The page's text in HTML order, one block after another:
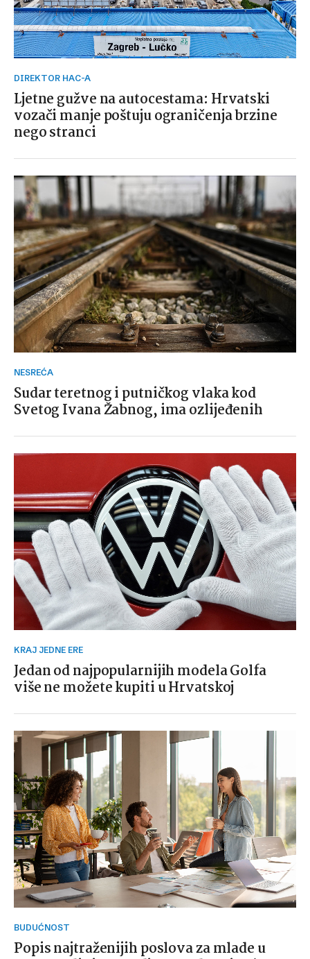
DIREKTOR HAC-A
Ljetne gužve na autocestama: Hrvatski
vozači manje poštuju ograničenja brzine
nego stranci
NESREĆA
Sudar teretnog i putničkog vlaka kod
Svetog Ivana Žabnog, ima ozlijeđenih
KRAJ JEDNE ERE
Jedan od najpopularnijih modela Golfa
više ne možete kupiti u Hrvatskoj
BUDUĆNOST
Popis najtraženijih poslova za mlade u